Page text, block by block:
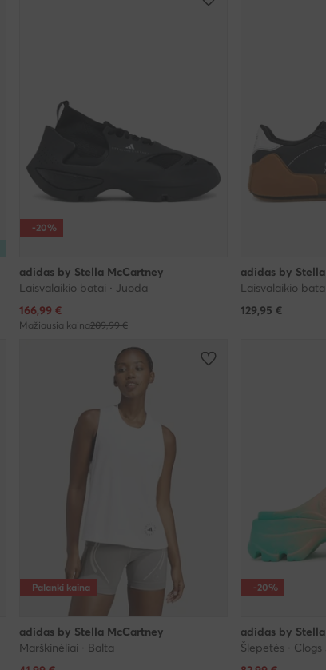
-20%
adidas by Stella McCartney
Laisvalaikio batai · Juoda
Dabartinė kaina
166,99 €
Mažiausia kaina209,99 €
adidas by
Laisvalaikio
129,95 €
Palanki kaina
adidas by Stella McCartney
Marškinėliai · Balta
-20%
adidas by
Šlepetės ·